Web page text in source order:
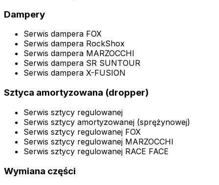
Dampery
Serwis dampera FOX
Serwis dampera RockShox
Serwis dampera MARZOCCHI
Serwis dampera SR SUNTOUR
Serwis dampera X-FUSION
Sztyca amortyzowana (dropper)
Serwis sztycy regulowanej
Serwis sztycy amortyzowanej (sprężynowej)
Serwis sztycy regulowanej FOX
Serwis sztycy regulowanej MARZOCCHI
Serwis sztycy regulowanej RACE FACE
Wymiana części